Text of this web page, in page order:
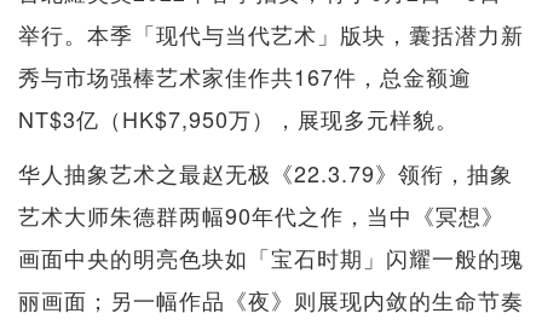
举行。本季「现代与当代艺术」版块，囊括潜力新
秀与市场强棒艺术家佳作共167件，总金额逾
NT$3亿（HK$7,950万），展现多元样貌。
华人抽象艺术之最赵无极《22.3.79》领衔，抽象
艺术大师朱德群两幅90年代之作，当中《冥想》
画面中央的明亮色块如「宝石时期」闪耀一般的瑰
丽画面；另一幅作品《夜》则展现内敛的生命节奏